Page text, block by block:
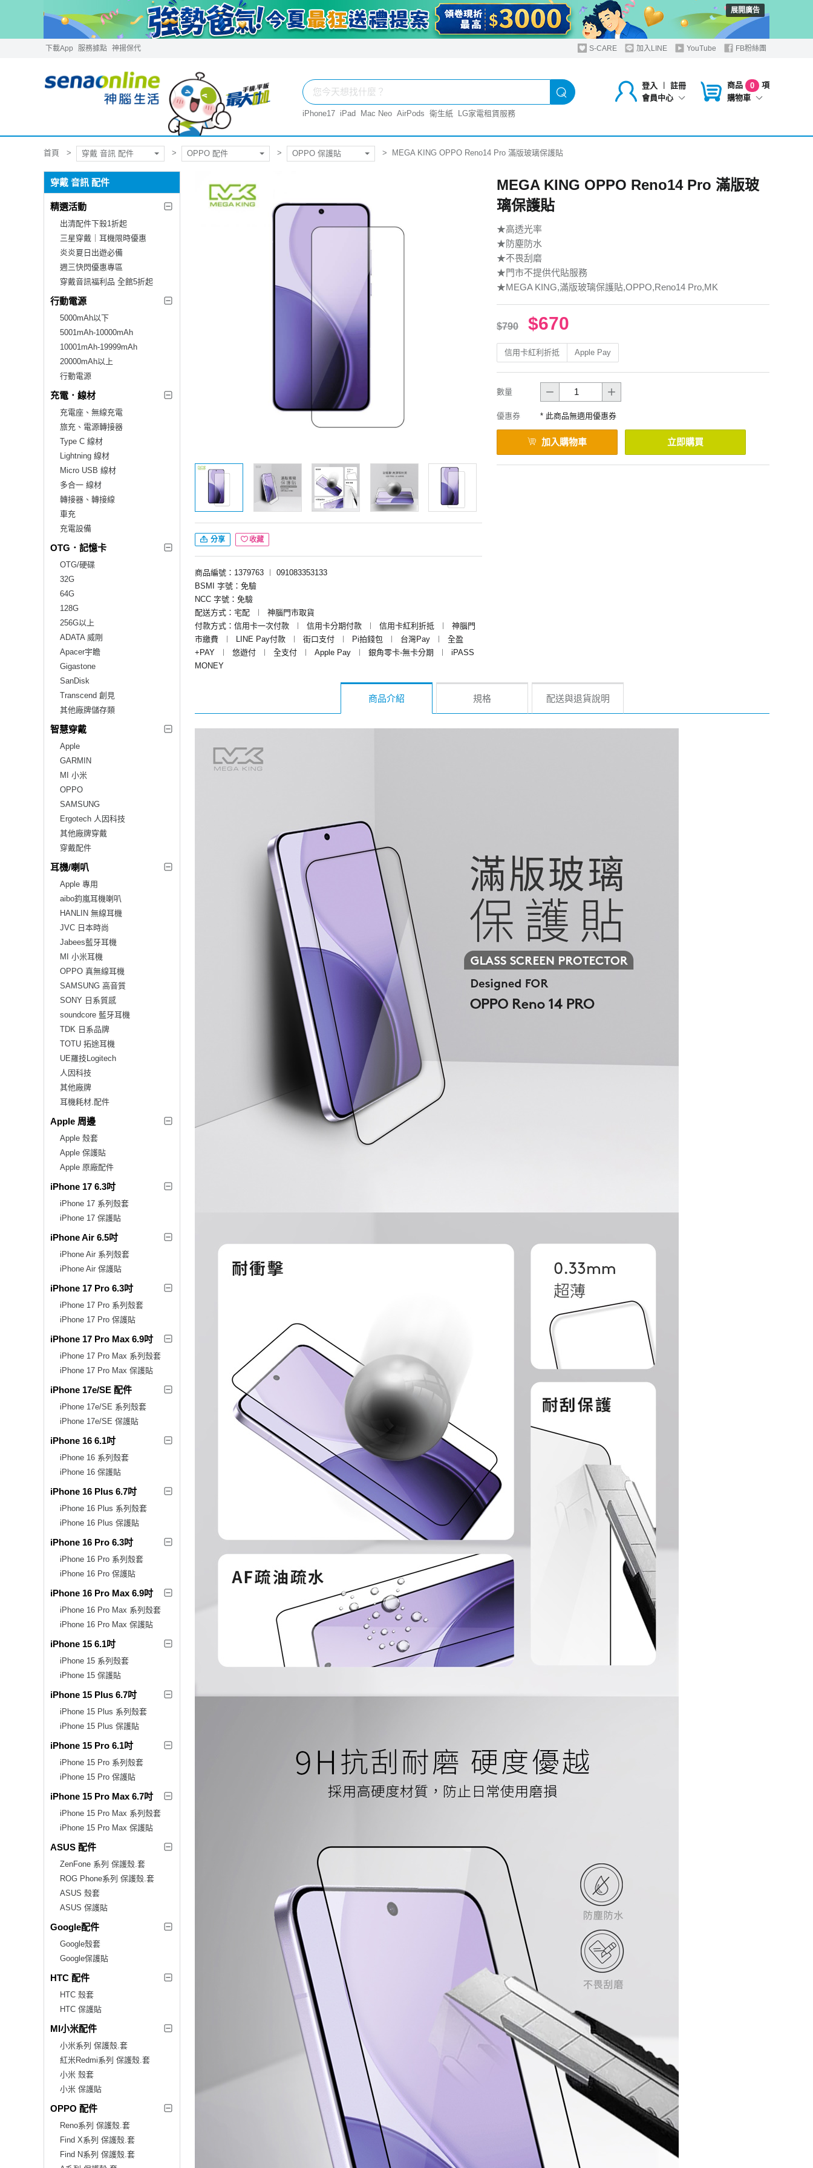
展開廣告
下載App 服務據點 神揚保代 S-CARE 加入LINE YouTube FB粉絲團
登入 ︱
註冊
會員中心
商品 0
項
購物車
iPhone17 iPad Mac Neo AirPods 衛生紙 LG家電租賃服務
首頁 穿戴 音訊 配件 OPPO 配件 OPPO 保護貼 MEGA KING OPPO Reno14 Pro 滿版玻璃保護貼
穿戴 音訊 配件
精選活動
出清配件下殺1折起
三星穿戴｜耳機限時優惠
炎炎夏日出遊必備
週三快閃優惠專區
穿戴音訊福利品 全館5折起
行動電源
5000mAh以下
5001mAh-10000mAh
10001mAh-19999mAh
20000mAh以上
行動電源
充電．線材
充電座、無線充電
旅充、電源轉接器
Type C 線材
Lightning 線材
Micro USB 線材
多合一 線材
轉接器、轉接線
車充
充電設備
OTG．記憶卡
OTG/硬碟
32G
64G
128G
256G以上
ADATA 威剛
Apacer宇瞻
Gigastone
SanDisk
Transcend 創見
其他廠牌儲存類
智慧穿戴
Apple
GARMIN
MI 小米
OPPO
SAMSUNG
Ergotech 人因科技
其他廠牌穿戴
穿戴配件
耳機/喇叭
Apple 專用
aibo鈞嵐耳機喇叭
HANLIN 無線耳機
JVC 日本時尚
Jabees藍牙耳機
MI 小米耳機
OPPO 真無線耳機
SAMSUNG 高音質
SONY 日系質感
soundcore 藍牙耳機
TDK 日系品牌
TOTU 拓途耳機
UE羅技Logitech
人因科技
其他廠牌
耳機耗材.配件
Apple 周邊
Apple 殼套
Apple 保護貼
Apple 原廠配件
iPhone 17 6.3吋
iPhone 17 系列殼套
iPhone 17 保護貼
iPhone Air 6.5吋
iPhone Air 系列殼套
iPhone Air 保護貼
iPhone 17 Pro 6.3吋
iPhone 17 Pro 系列殼套
iPhone 17 Pro 保護貼
iPhone 17 Pro Max 6.9吋
iPhone 17 Pro Max 系列殼套
iPhone 17 Pro Max 保護貼
iPhone 17e/SE 配件
iPhone 17e/SE 系列殼套
iPhone 17e/SE 保護貼
iPhone 16 6.1吋
iPhone 16 系列殼套
iPhone 16 保護貼
iPhone 16 Plus 6.7吋
iPhone 16 Plus 系列殼套
iPhone 16 Plus 保護貼
iPhone 16 Pro 6.3吋
iPhone 16 Pro 系列殼套
iPhone 16 Pro 保護貼
iPhone 16 Pro Max 6.9吋
iPhone 16 Pro Max 系列殼套
iPhone 16 Pro Max 保護貼
iPhone 15 6.1吋
iPhone 15 系列殼套
iPhone 15 保護貼
iPhone 15 Plus 6.7吋
iPhone 15 Plus 系列殼套
iPhone 15 Plus 保護貼
iPhone 15 Pro 6.1吋
iPhone 15 Pro 系列殼套
iPhone 15 Pro 保護貼
iPhone 15 Pro Max 6.7吋
iPhone 15 Pro Max 系列殼套
iPhone 15 Pro Max 保護貼
ASUS 配件
ZenFone 系列 保護殼.套
ROG Phone系列 保護殼.套
ASUS 殼套
ASUS 保護貼
Google配件
Google殼套
Google保護貼
HTC 配件
HTC 殼套
HTC 保護貼
MI小米配件
小米系列 保護殼.套
紅米Redmi系列 保護殼.套
小米 殼套
小米 保護貼
OPPO 配件
Reno系列 保護殼.套
Find X系列 保護殼.套
Find N系列 保護殼.套
分享 收藏
商品編號：1379763 ︱
091083353133
BSMI 字號：免驗
NCC 字號：免驗
配送方式：宅配
︱
神腦門市取貨
付款方式：信用卡一次付款
︱ 信用卡分期付款 ︱ 信用卡紅利折抵 ︱
神腦門
市繳費
︱ LINE Pay付款 ︱ 街口支付 ︱ Pi拍錢包 ︱ 台灣Pay ︱
全盈
+PAY
︱ 悠遊付 ︱ 全支付 ︱ Apple Pay ︱ 銀角零卡-無卡分期 ︱
iPASS
MONEY
MEGA KING OPPO Reno14 Pro 滿版玻
璃保護貼
★高透光率
★防塵防水
★不畏刮磨
★門市不提供代貼服務
★MEGA KING,滿版玻璃保護貼,OPPO,Reno14 Pro,MK
$790 $670
信用卡紅利折抵 Apple Pay
數量
優惠券 * 此商品無適用優惠券
加入購物車 立即購買
商品介紹 規格 配送與退貨說明